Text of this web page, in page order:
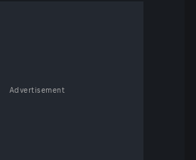
Advertisement